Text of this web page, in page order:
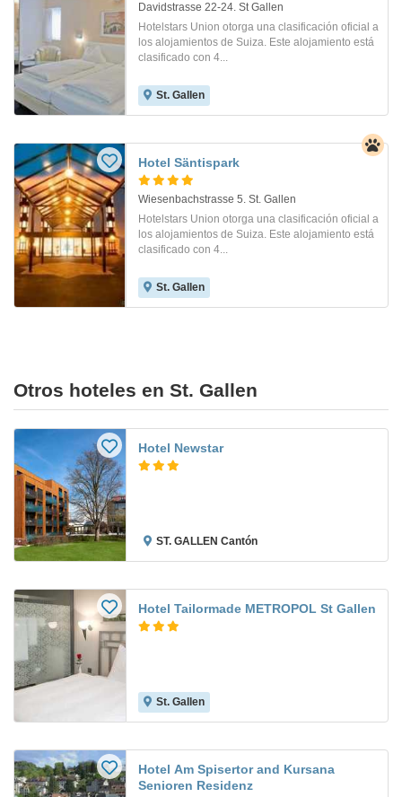
Davidstrasse 22-24. St Gallen
Hotelstars Union otorga una clasificación oficial a
los alojamientos de Suiza. Este alojamiento está
clasificado con 4...
St. Gallen
Hotel Säntispark
Wiesenbachstrasse 5. St. Gallen
Hotelstars Union otorga una clasificación oficial a
los alojamientos de Suiza. Este alojamiento está
clasificado con 4...
St. Gallen
Otros hoteles en St. Gallen
Hotel Newstar
ST. GALLEN Cantón
Hotel Tailormade METROPOL St Gallen
St. Gallen
Hotel Am Spisertor and Kursana
Senioren Residenz